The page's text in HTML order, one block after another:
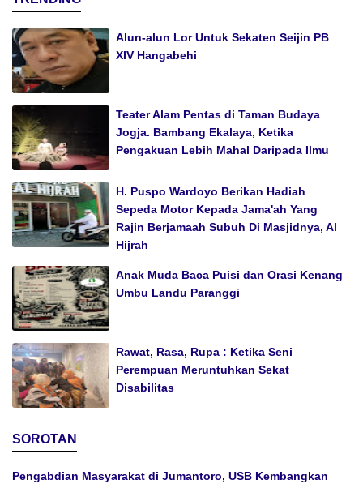
Alun-alun Lor Untuk Sekaten Seijin PB
XIV Hangabehi
Teater Alam Pentas di Taman Budaya
Jogja. Bambang Ekalaya, Ketika
Pengakuan Lebih Mahal Daripada Ilmu
H. Puspo Wardoyo Berikan Hadiah
Sepeda Motor Kepada Jama'ah Yang
Rajin Berjamaah Subuh Di Masjidnya, Al
Hijrah
Anak Muda Baca Puisi dan Orasi Kenang
Umbu Landu Paranggi
Rawat, Rasa, Rupa : Ketika Seni
Perempuan Meruntuhkan Sekat
Disabilitas
SOROTAN
Pengabdian Masyarakat di Jumantoro, USB Kembangkan